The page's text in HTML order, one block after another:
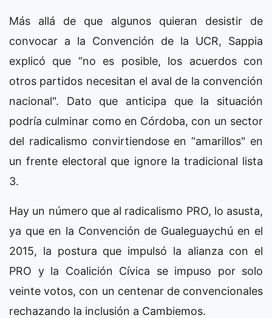
Más allá de que algunos quieran desistir de
convocar a la Convención de la UCR, Sappia
explicó que “no es posible, los acuerdos con
otros partidos necesitan el aval de la convención
nacional". Dato que anticipa que la situación
podría culminar como en Córdoba, con un sector
del radicalismo convirtiendose en “amarillos" en
un frente electoral que ignore la tradicional lista
3.
Hay un número que al radicalismo PRO, lo asusta,
ya que en la Convención de Gualeguaychú en el
2015, la postura que impulsó la alianza con el
PRO y la Coalición Cívica se impuso por solo
veinte votos, con un centenar de convencionales
rechazando la inclusión a Cambiemos.